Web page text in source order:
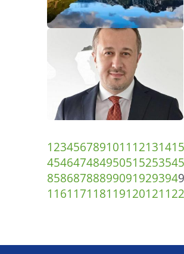
1234567891011 12131415
45464748495051525354
85868788899091929394
116117118119120121 122